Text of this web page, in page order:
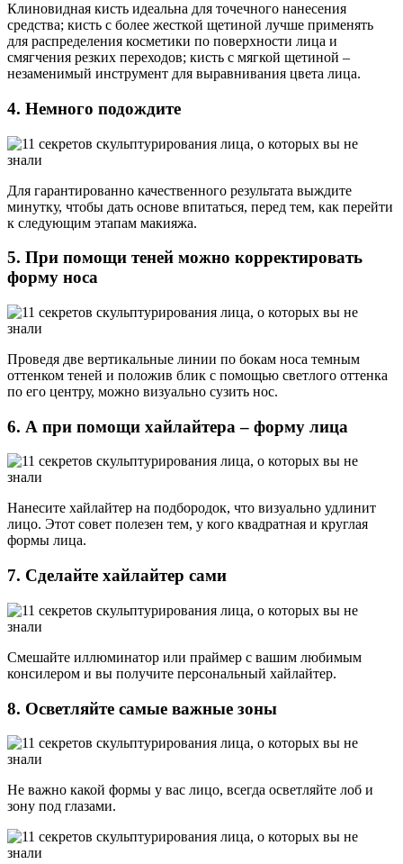
Клиновидная кисть идеальна для точечного нанесения
средства; кисть с более жесткой щетиной лучше применять
для распределения косметики по поверхности лица и
смягчения резких переходов; кисть с мягкой щетиной –
незаменимый инструмент для выравнивания цвета лица.
4. Немного подождите
Для гарантированно качественного результата выждите
минутку, чтобы дать основе впитаться, перед тем, как перейти
к следующим этапам макияжа.
5. При помощи теней можно корректировать
форму носа
Проведя две вертикальные линии по бокам носа темным
оттенком теней и положив блик с помощью светлого оттенка
по его центру, можно визуально сузить нос.
6. А при помощи хайлайтера – форму лица
Нанесите хайлайтер на подбородок, что визуально удлинит
лицо. Этот совет полезен тем, у кого квадратная и круглая
формы лица.
7. Сделайте хайлайтер сами
Смешайте иллюминатор или праймер с вашим любимым
консилером и вы получите персональный хайлайтер.
8. Осветляйте самые важные зоны
Не важно какой формы у вас лицо, всегда осветляйте лоб и
зону под глазами.